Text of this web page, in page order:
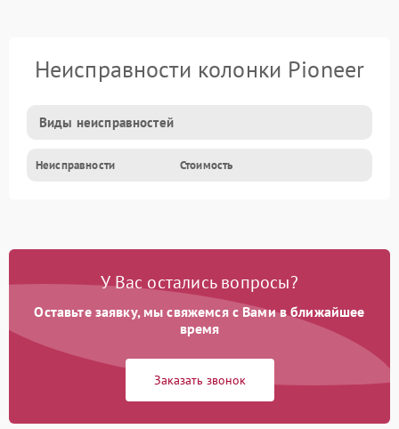
Неисправности колонки Pioneer
Виды неисправностей
Неисправности Стоимость
У Вас остались вопросы?
Оставьте заявку, мы свяжемся с Вами в ближайшее
время
Заказать звонок